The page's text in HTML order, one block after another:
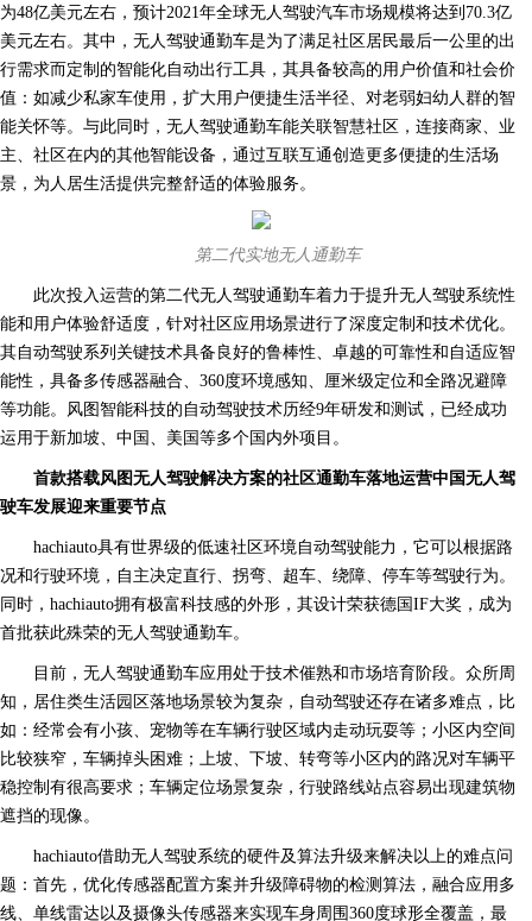
为48亿美元左右，预计2021年全球无人驾驶汽车市场规模将达到70.3亿
美元左右。其中，无人驾驶通勤车是为了满足社区居民最后一公里的出
行需求而定制的智能化自动出行工具，其具备较高的用户价值和社会价
值：如减少私家车使用，扩大用户便捷生活半径、对老弱妇幼人群的智
能关怀等。与此同时，无人驾驶通勤车能关联智慧社区，连接商家、业
主、社区在内的其他智能设备，通过互联互通创造更多便捷的生活场
景，为人居生活提供完整舒适的体验服务。
第二代实地无人通勤车
此次投入运营的第二代无人驾驶通勤车着力于提升无人驾驶系统性
能和用户体验舒适度，针对社区应用场景进行了深度定制和技术优化。
其自动驾驶系列关键技术具备良好的鲁棒性、卓越的可靠性和自适应智
能性，具备多传感器融合、360度环境感知、厘米级定位和全路况避障
等功能。风图智能科技的自动驾驶技术历经9年研发和测试，已经成功
运用于新加坡、中国、美国等多个国内外项目。
首款搭载风图无人驾驶解决方案的社区通勤车落地运营中国无人驾
驶车发展迎来重要节点
hachiauto具有世界级的低速社区环境自动驾驶能力，它可以根据路
况和行驶环境，自主决定直行、拐弯、超车、绕障、停车等驾驶行为。
同时，hachiauto拥有极富科技感的外形，其设计荣获德国IF大奖，成为
首批获此殊荣的无人驾驶通勤车。
目前，无人驾驶通勤车应用处于技术催熟和市场培育阶段。众所周
知，居住类生活园区落地场景较为复杂，自动驾驶还存在诸多难点，比
如：经常会有小孩、宠物等在车辆行驶区域内走动玩耍等；小区内空间
比较狭窄，车辆掉头困难；上坡、下坡、转弯等小区内的路况对车辆平
稳控制有很高要求；车辆定位场景复杂，行驶路线站点容易出现建筑物
遮挡的现像。
hachiauto借助无人驾驶系统的硬件及算法升级来解决以上的难点问
题：首先，优化传感器配置方案并升级障碍物的检测算法，融合应用多
线、单线雷达以及摄像头传感器来实现车身周围360度球形全覆盖，最